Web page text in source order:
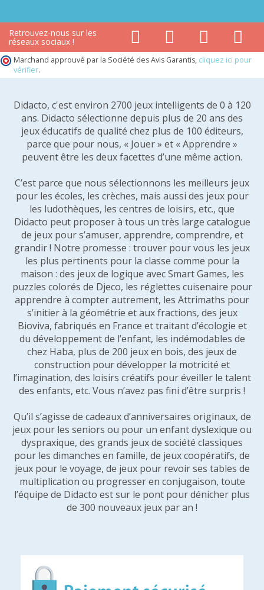
Retrouvez-nous sur les
réseaux sociaux !
Marchand approuvé par la Société des Avis Garantis, cliquez ici pour
vérifier.
Didacto, c'est environ 2700 jeux intelligents de 0 à 120
ans. Didacto sélectionne depuis plus de 20 ans des
jeux éducatifs de qualité chez plus de 100 éditeurs,
parce que pour nous, « Jouer » et « Apprendre »
peuvent être les deux facettes d’une même action.
C’est parce que nous sélectionnons les meilleurs jeux
pour les écoles, les crèches, mais aussi des jeux pour
les ludothèques, les centres de loisirs, etc., que
Didacto peut proposer à tous un très large catalogue
de jeux pour s’amuser, apprendre, comprendre, et
grandir ! Notre promesse : trouver pour vous les jeux
les plus pertinents pour la classe comme pour la
maison : des jeux de logique avec Smart Games, les
puzzles colorés de Djeco, les réglettes cuisenaire pour
apprendre à compter autrement, les Attrimaths pour
s’initier à la géométrie et aux fractions, des jeux
Bioviva, fabriqués en France et traitant d’écologie et
du développement de l’enfant, les indémodables de
chez Haba, plus de 200 jeux en bois, des jeux de
construction pour développer la motricité et
l’imagination, des loisirs créatifs pour éveiller le talent
des enfants, etc. Vous n’avez pas fini d’être surpris !
Qu’il s’agisse de cadeaux d’anniversaires originaux, de
jeux pour les seniors ou pour un enfant dyslexique ou
dyspraxique, des grands jeux de société classiques
pour les dimanches en famille, de jeux coopératifs, de
jeux pour le voyage, de jeux pour revoir ses tables de
multiplication ou progresser en conjugaison, toute
l’équipe de Didacto est sur le pont pour dénicher plus
de 300 nouveaux jeux par an !